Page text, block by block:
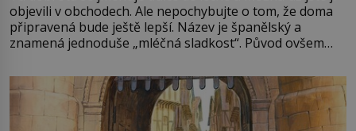
objevili v obchodech. Ale nepochybujte o tom, že doma
připravená bude ještě lepší. Název je španělský a
znamená jednoduše „mléčná sladkost“. Původ ovšem
pře hned několik latinskoamerických zemí a k tomu
Francie, kde se traduje,